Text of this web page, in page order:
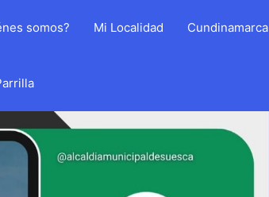
somos? Mi Localidad Cundinamarca